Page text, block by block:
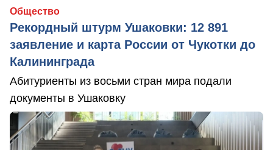
Общество
Рекордный штурм Ушаковки: 12 891
заявление и карта России от Чукотки до
Калининграда
Абитуриенты из восьми стран мира подали
документы в Ушаковку